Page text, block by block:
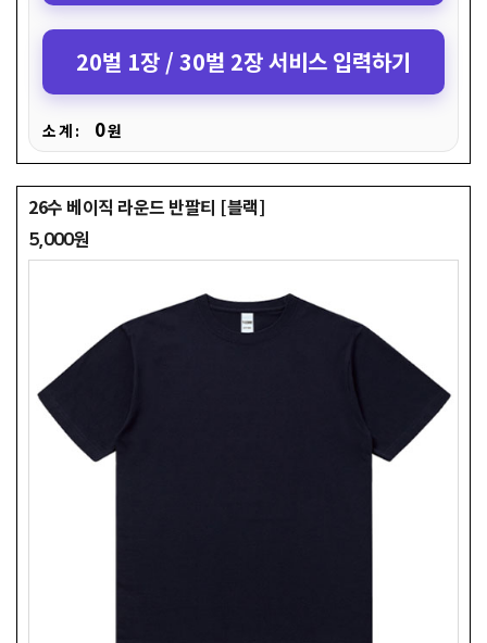
20벌 1장 / 30벌 2장 서비스 입력하기
소 계 : 0원
26수 베이직 라운드 반팔티 [블랙]
5,000원